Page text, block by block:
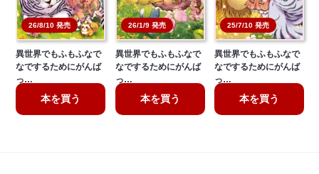
26/8/10 発売
異世界でもふもふなで
なでするためにがんば
っ…
本を買う
26/1/9 発売
異世界でもふもふなで
なでするためにがんば
っ…
本を買う
25/7/10 発売
異世界でもふもふなで
なでするためにがんば
っ…
本を買う